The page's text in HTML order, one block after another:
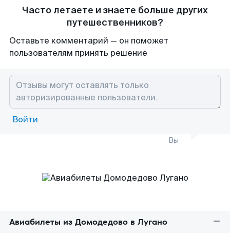
Часто летаете и знаете больше других
путешественников?
Оставьте комментарий — он поможет
пользователям принять решение
Войти
Вы
Авиабилеты из Домодедово в Лугано